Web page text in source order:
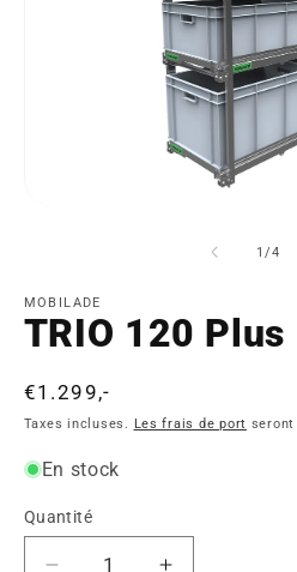
une
fenêtre
modale
1/de
4
MOBILADE
TRIO 120 Plus
Prix
normal
€1.299,-
Taxes incluses. Les frais de port
En stock
Quantité
Quantité